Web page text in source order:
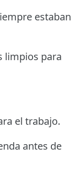
estaban
limpios para
el trabajo.
antes de